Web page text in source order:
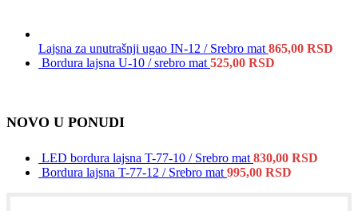
Lajsna za unutrašnji ugao IN-12 / Srebro mat 865,00 RSD
Bordura lajsna U-10 / srebro mat 525,00 RSD
NOVO U PONUDI
LED bordura lajsna T-77-10 / Srebro mat 830,00 RSD
Bordura lajsna T-77-12 / Srebro mat 995,00 RSD